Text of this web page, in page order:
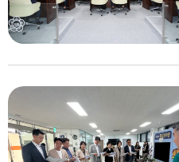
2026년 2분기 홍보예산 운용
제279회 익산시의회(임시회)